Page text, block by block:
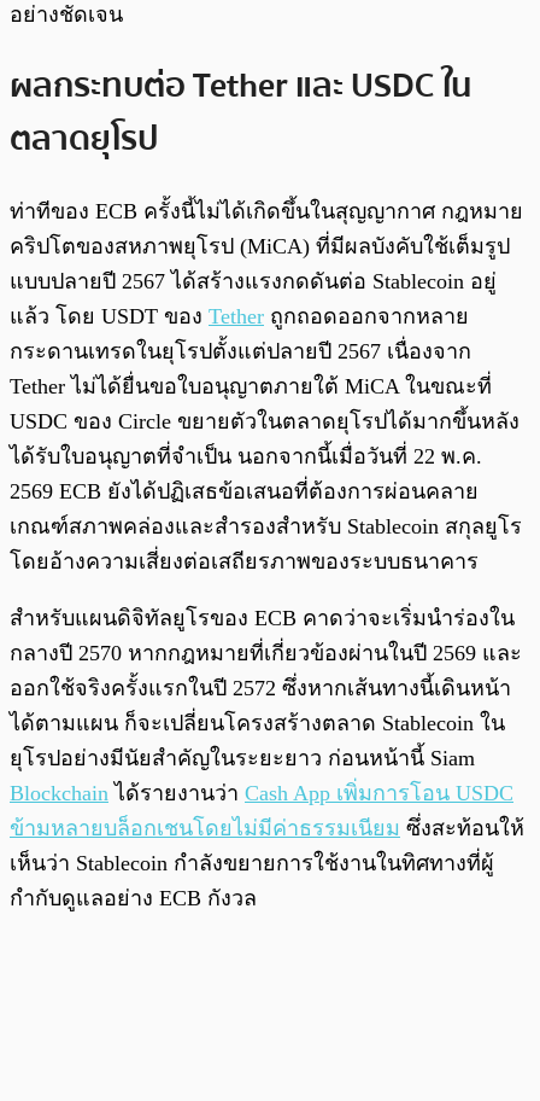
อย่างชัดเจน
ผลกระทบต่อ Tether และ USDC ใน
ตลาดยุโรป
ท่าทีของ ECB ครั้งนี้ไม่ได้เกิดขึ้นในสุญญากาศ กฎหมาย
คริปโตของสหภาพยุโรป (MiCA) ที่มีผลบังคับใช้เต็มรูป
แบบปลายปี 2567 ได้สร้างแรงกดดันต่อ Stablecoin อยู่
แล้ว โดย USDT ของ Tether ถูกถอดออกจากหลาย
กระดานเทรดในยุโรปตั้งแต่ปลายปี 2567 เนื่องจาก
Tether ไม่ได้ยื่นขอใบอนุญาตภายใต้ MiCA ในขณะที่
USDC ของ Circle ขยายตัวในตลาดยุโรปได้มากขึ้นหลัง
ได้รับใบอนุญาตที่จำเป็น นอกจากนี้เมื่อวันที่ 22 พ.ค.
2569 ECB ยังได้ปฏิเสธข้อเสนอที่ต้องการผ่อนคลาย
เกณฑ์สภาพคล่องและสำรองสำหรับ Stablecoin สกุลยูโร
โดยอ้างความเสี่ยงต่อเสถียรภาพของระบบธนาคาร
สำหรับแผนดิจิทัลยูโรของ ECB คาดว่าจะเริ่มนำร่องใน
กลางปี 2570 หากกฎหมายที่เกี่ยวข้องผ่านในปี 2569 และ
ออกใช้จริงครั้งแรกในปี 2572 ซึ่งหากเส้นทางนี้เดินหน้า
ได้ตามแผน ก็จะเปลี่ยนโครงสร้างตลาด Stablecoin ใน
ยุโรปอย่างมีนัยสำคัญในระยะยาว ก่อนหน้านี้ Siam
Blockchain ได้รายงานว่า Cash App เพิ่มการโอน USDC
ข้ามหลายบล็อกเชนโดยไม่มีค่าธรรมเนียม ซึ่งสะท้อนให้
เห็นว่า Stablecoin กำลังขยายการใช้งานในทิศทางที่ผู้
กำกับดูแลอย่าง ECB กังวล